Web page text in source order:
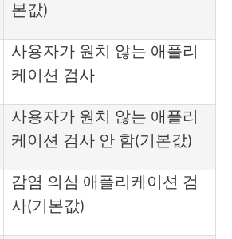
본값)
사용자가 원치 않는 애플리
케이션 검사
사용자가 원치 않는 애플리
케이션 검사 안 함(기본값)
감염 의심 애플리케이션 검
사(기본값)